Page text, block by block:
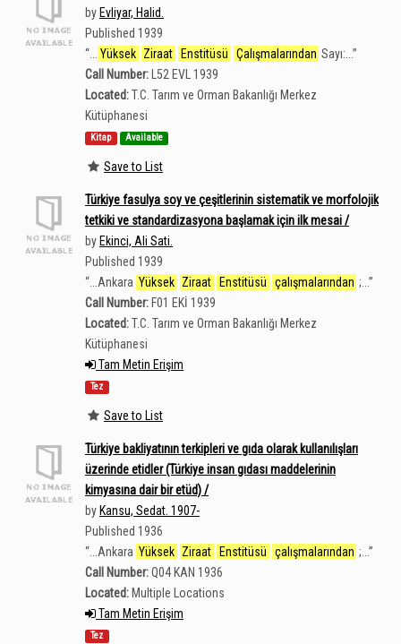
by Evliyar, Halid.
Published 1939
“
Yüksek Ziraat Enstitüsü Çalışmalarından Sayı:...”
Call Number: L52 EVL 1939
Located:T.C. Tarım ve Orman Bakanlığı Merkez
Kütüphanesi
Kitap Available
Save to List
Türkiye fasulya soy ve çeşitlerinin sistematik ve morfolojik
tetkiki ve standardizasyona başlamak için ilk mesai /
by Ekinci, Ali Sati.
Published 1939
“ ...Ankara Yüksek Ziraat Enstitüsü çalışmalarından ;...”
Call Number: F01 EKİ 1939
Located:T.C. Tarım ve Orman Bakanlığı Merkez
Kütüphanesi
Tam Metin Erişim
Tez
Save to List
Türkiye bakliyatının terkipleri ve gıda olarak kullanılışları
üzerinde etidler (Türkiye insan gıdası maddelerinin
kimyasına dair bir etüd) /
by Kansu, Sedat. 1907-
Published 1936
“ ...Ankara Yüksek Ziraat Enstitüsü çalışmalarından ;...”
Call Number:Q04 KAN 1936
Located: Multiple Locations
Tam Metin Erişim
Tez